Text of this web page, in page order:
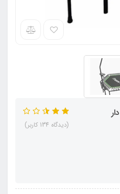
(دیدگاه 134 کاربر)